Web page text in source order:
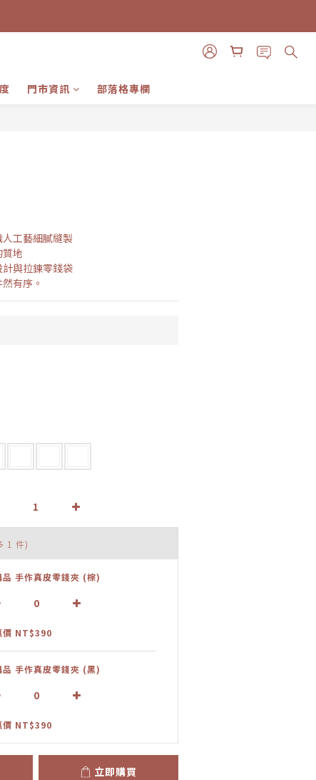
門市資訊 部落格專欄
工藝細膩縫製
地
與拉鍊零錢袋
有序。
1 件)
品 手作真皮零錢夾 (棕)
價 NT$390
品 手作真皮零錢夾 (黑)
價 NT$390
立即購買